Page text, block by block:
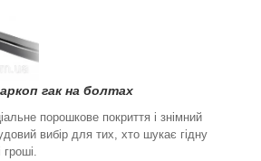
гак на болтах
порошкове покриття і знімний
вибір для тих, хто шукає гідну
гроші.